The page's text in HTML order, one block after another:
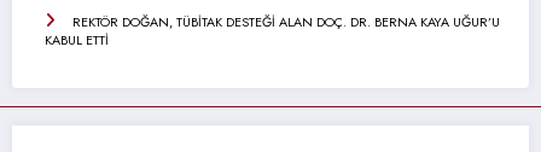
REKTÖR DOĞAN, TÜBİTAK DESTEĞİ ALAN DOÇ. DR. BERNA KAYA UĞUR’U
KABUL ETTİ